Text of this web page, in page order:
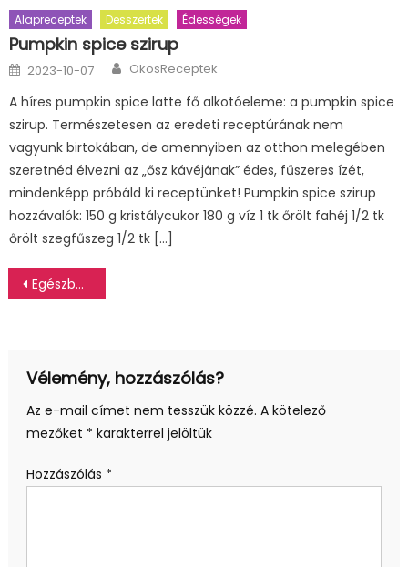
Alapreceptek Desszertek Édességek
Pumpkin spice szirup
Posted
on
2023-10-07 Author
OkosReceptek
A híres pumpkin spice latte fő alkotóeleme: a pumpkin spice
szirup. Természetesen az eredeti receptúrának nem
vagyunk birtokában, de amennyiben az otthon melegében
szeretnéd élvezni az „ősz kávéjának” édes, fűszeres ízét,
mindenképp próbáld ki receptünket! Pumpkin spice szirup
hozzávalók: 150 g kristálycukor 180 g víz 1 tk őrölt fahéj 1/2 tk
őrölt szegfűszeg 1/2 tk […]
Bejegyzés
Egészben sült csirke velesült zöldségekkel
Vélemény, hozzászólás?
Az e-mail címet nem tesszük közzé. A kötelező
mezőket * karakterrel jelöltük
Hozzászólás *